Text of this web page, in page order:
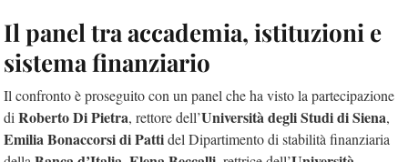
Il panel tra accademia, istituzioni e
sistema finanziario
Il confronto è proseguito con un panel che ha visto la partecipazione
di Roberto Di Pietra, rettore dell’Università degli Studi di Siena,
Emilia Bonaccorsi di Pattidel Dipartimento di stabilità finanziaria